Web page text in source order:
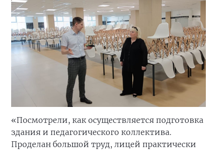
«Посмотрели, как осуществляется подготовка
здания и педагогического коллектива.
Проделан большой труд, лицей практически